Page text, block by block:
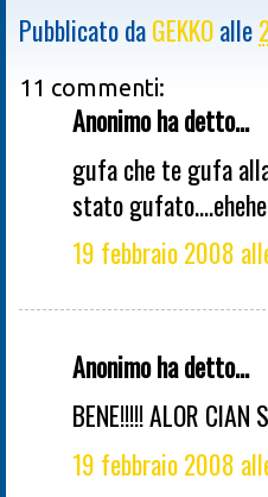
Pubblicato daGEKKOalle
11 commenti:
Anonimo ha detto...
gufa che te gufa
stato
19 febbraio 2008
Anonimo ha detto...
BENE!!!!! ALOR CIAN
19 febbraio 2008